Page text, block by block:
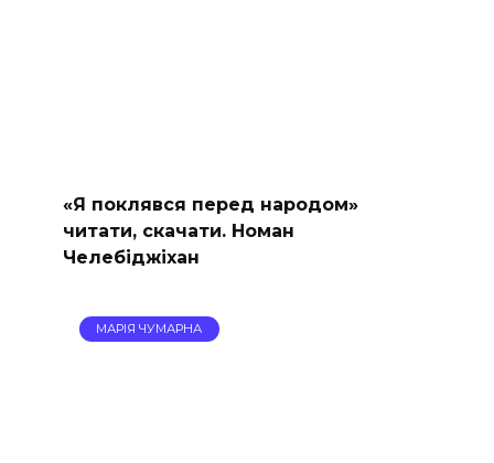
«Я поклявся перед народом»
читати, скачати. Номан
Челебіджіхан
МАРІЯ ЧУМАРНА